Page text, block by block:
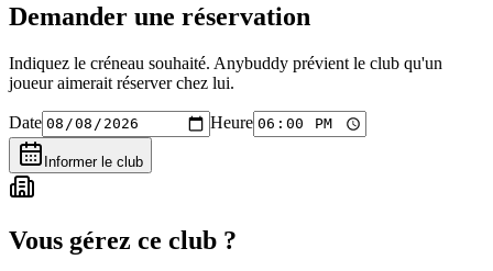
Demander une réservation
Indiquez le créneau souhaité. Anybuddy prévient le club qu'un
joueur aimerait réserver chez lui.
Date Heure
Informer le club
Vous gérez ce club ?